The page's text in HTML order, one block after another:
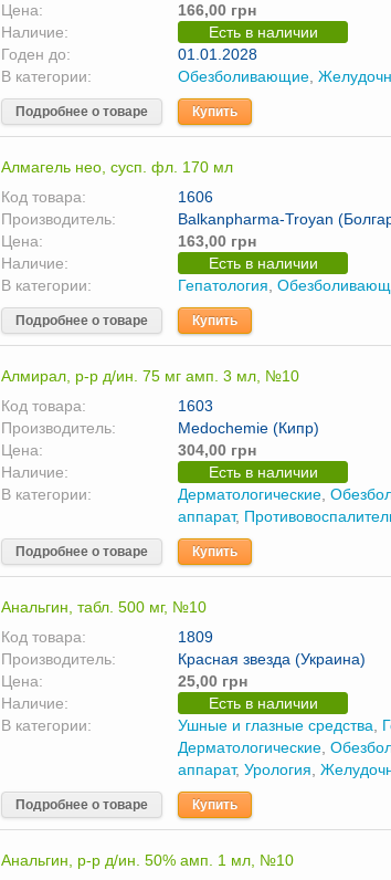
Цена:
166,00 грн
Наличие:
Есть в наличии
Годен до:
01.01.2028
В категории:
Обезболивающие
Подробнее о товаре Купить
Алмагель нео, сусп. фл. 170 мл
Код товара:
1606
Производитель:
Balkanpharma-Troyan
Цена:
163,00 грн
Наличие:
Есть в наличии
В категории:
Гепатология
Подробнее о товаре Купить
Алмирал, р-р д/ин. 75 мг амп. 3 мл, №10
Код товара:
1603
Производитель:
Medochemie (Кипр)
Цена:
304,00 грн
Наличие:
Есть в наличии
В категории:
Дерматологические
аппарат,
Подробнее о товаре Купить
Анальгин, табл. 500 мг, №10
Код товара:
1809
Производитель:
Красная звезда (Украина)
Цена:
25,00 грн
Наличие:
Есть в наличии
В категории:
Ушные и глазные средства
Дерматологические
аппарат, Урология
Подробнее о товаре Купить
Анальгин, р-р д/ин. 50% амп. 1 мл, №10